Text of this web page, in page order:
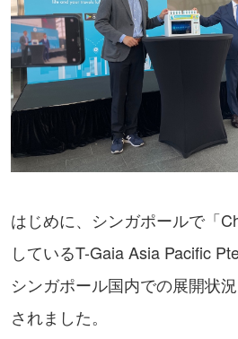
はじめに、シンガポールで「
しているT-Gaia Asia Pacific
シンガポール国内での展開状
されました。